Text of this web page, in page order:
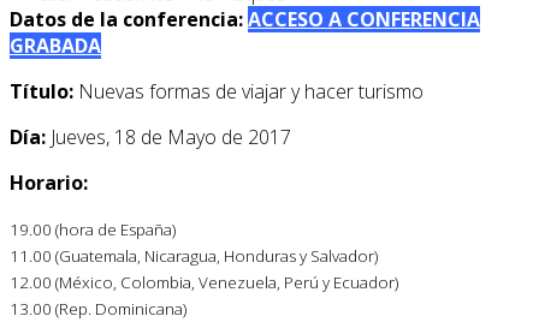
Datos de la conferencia:ACCESO A CONFERENCIA
GRABADA
Título: Nuevas formas de viajar y hacer turismo
Día: Jueves, 18 de Mayo de 2017
Horario:
19.00 (hora de España)
11.00 (Guatemala, Nicaragua, Honduras y Salvador)
12.00 (México, Colombia, Venezuela, Perú y Ecuador)
13.00 (Rep. Dominicana)